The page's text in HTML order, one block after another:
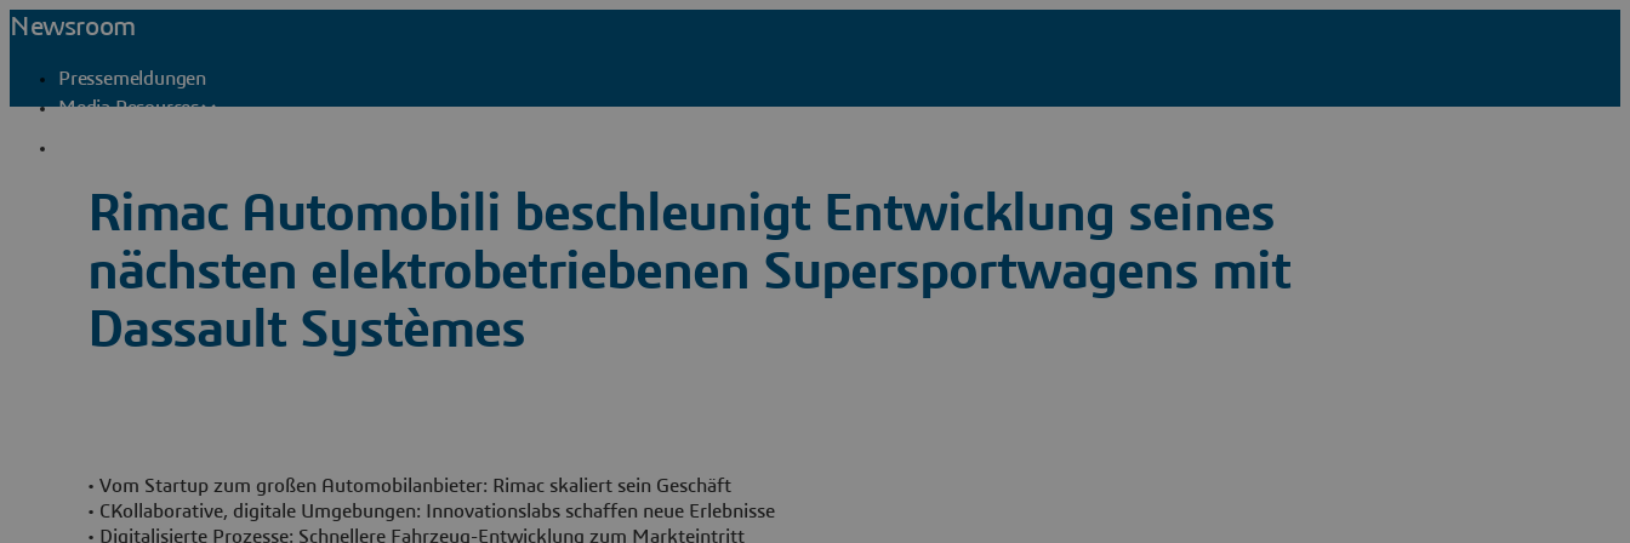
Newsroom
Pressemeldungen
Media Resources
Rimac Automobili beschleunigt Entwicklung seines
nächsten elektrobetriebenen Supersportwagens mit
Dassault Systèmes
• Vom Startup zum großen Automobilanbieter: Rimac skaliert sein Geschäft
• CKollaborative, digitale Umgebungen: Innovationslabs schaffen neue Erlebnisse
• Digitalisierte Prozesse: Schnellere Fahrzeug-Entwicklung zum Markteintritt